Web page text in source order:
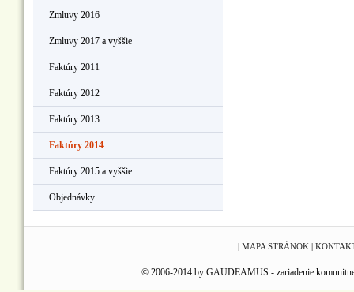
Zmluvy 2016
Zmluvy 2017 a vyššie
Faktúry 2011
Faktúry 2012
Faktúry 2013
Faktúry 2014
Faktúry 2015 a vyššie
Objednávky
| MAPA STRÁNOK |
© 2006-2014 by GAUDEAMUS - zariadenie